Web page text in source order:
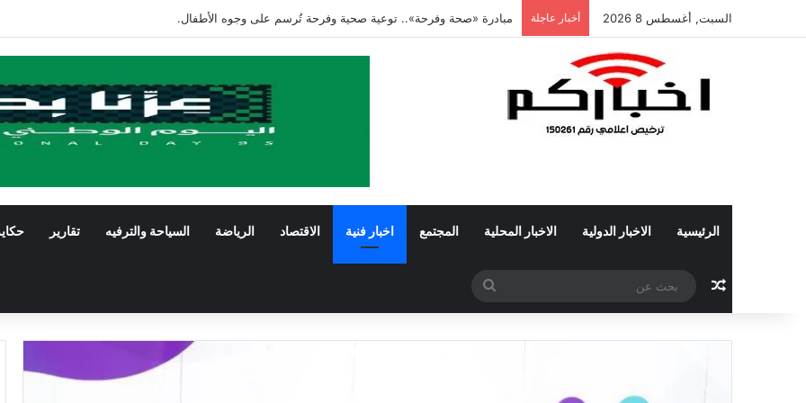
السبت, أغسطس 8 2026 أخبار عاجلة مبادرة «صحة وفرحة».. توعية صحية وفرحة تُرسم على وجوه الأطفال.
الرئيسية الاخبار الدولية الاخبار المحلية المجتمع اخبار فنية الاقتصاد الرياضة السياحة والترفيه تقارير
مقال عشوائي
بحث
عن